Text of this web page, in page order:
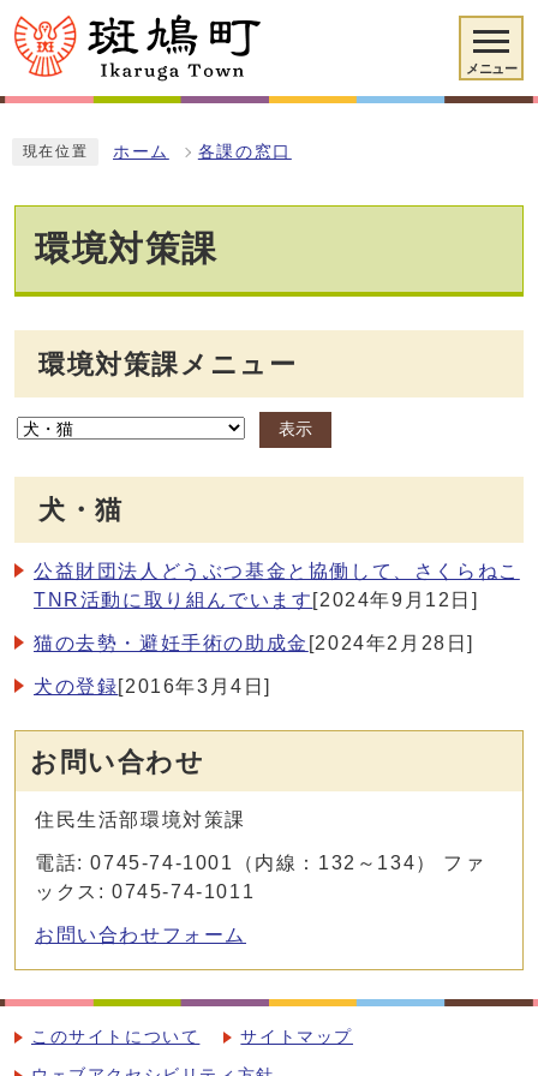
メニュー
現在位置 ホーム 各課の窓口
環境対策課
環境対策課メニュー
表示
犬・猫
公益財団法人どうぶつ基金と協働して、さくらねこ
TNR活動に取り組んでいます [2024年9月12日]
猫の去勢・避妊手術の助成金 [2024年2月28日]
犬の登録[2016年3月4日]
お問い合わせ
住民生活部環境対策課
電話: 0745-74-1001（内線：132～134） ファ
ックス: 0745-74-1011
お問い合わせフォーム
このサイトについて サイトマップ